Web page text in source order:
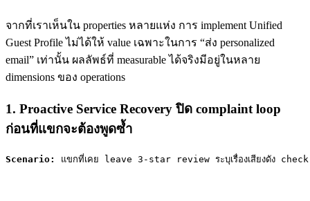
จากที่เราเห็นใน properties หลายแห่ง การ implement Unified
Guest Profile ไม่ได้ให้ value เฉพาะในการ “ส่ง personalized
email” เท่านั้น ผลลัพธ์ที่ measurable ได้จริงมีอยู่ในหลาย
dimensions ของ operations
1. Proactive Service Recovery ปิด complaint loop
ก่อนที่แขกจะต้องพูดซ้ำ
Scenario: แขกที่เคย leave 3-star review ระบุเรื่องเสียงดัง